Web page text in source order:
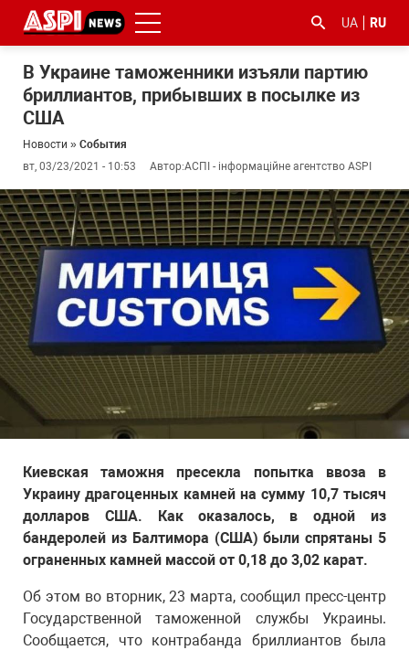
UA RU
В Украине таможенники изъяли партию
бриллиантов, прибывших в посылке из
США
Новости » События
вт, 03/23/2021 - 10:53
Автор:АСПІ - інформаційне агентство ASPI
Киевская таможня пресекла попытка ввоза в
Украину драгоценных камней на сумму 10,7 тысяч
долларов США. Как оказалось, в одной из
бандеролей из Балтимора (США) были спрятаны 5
ограненных камней массой от 0,18 до 3,02 карат.
Об этом во вторник, 23 марта, сообщил пресс-центр
Государственной таможенной службы Украины.
Сообщается, что контрабанда бриллиантов была
#ООС
#боротьба
з
корупцією
#гфс #Киев #коронавірус